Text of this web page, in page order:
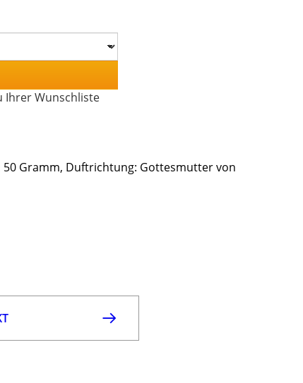
Ihrer Wunschliste
Gramm, Duftrichtung: Gottesmutter von